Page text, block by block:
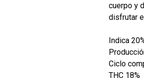
cuerpo y
disfrutar
Indica
Ciclo
THC 18%